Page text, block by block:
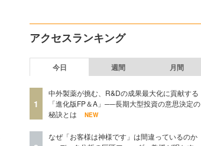
アクセスランキング
今日 週間 月間
1
中外製薬が挑む、R&Dの成果最大化に貢献する
「進化版FP＆A」──長期大型投資の意思決定の
秘訣とは
NEW
なぜ「お客様は神様です」は間違っているのか